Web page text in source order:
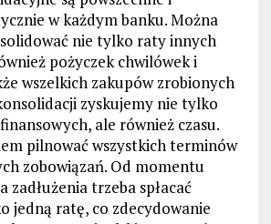
w każdym banku. Można
nie tylko raty innych
pożyczek chwilówek i
wszelkich zakupów zrobionych
zyskujemy nie tylko
ale również czasu.
pilnować wszystkich terminów
zobowiązań. Od momentu
zadłużenia trzeba spłacać
jedną ratę, co zdecydowanie